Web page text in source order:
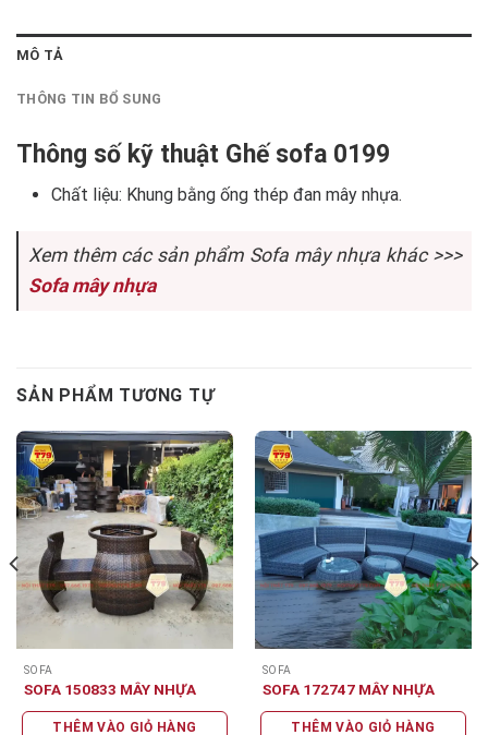
MÔ TẢ
THÔNG TIN BỔ SUNG
Thông số kỹ thuật Ghế sofa 0199
Chất liệu: Khung bằng ống thép đan mây nhựa.
Xem thêm các sản phẩm Sofa mây nhựa khác >>>
Sofa mây nhựa
SẢN PHẨM TƯƠNG TỰ
SOFA
SOFA 150833 MÂY NHỰA
THÊM VÀO GIỎ HÀNG
SOFA
SOFA 172747 MÂY NHỰA
THÊM VÀO GIỎ HÀNG